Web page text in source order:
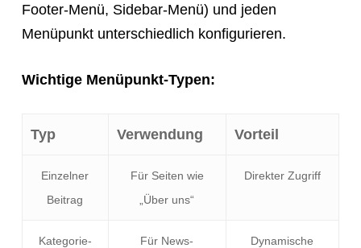
Footer-Menü, Sidebar-Menü) und jeden
Menüpunkt unterschiedlich konfigurieren.
Wichtige Menüpunkt-Typen:
Typ Verwendung Vorteil
Einzelner
Beitrag
Für Seiten wie
„Über uns“
Direkter Zugriff
Kategorie-
Für News-
Dynamische